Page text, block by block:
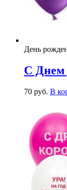
День
С Днем
70 руб. В